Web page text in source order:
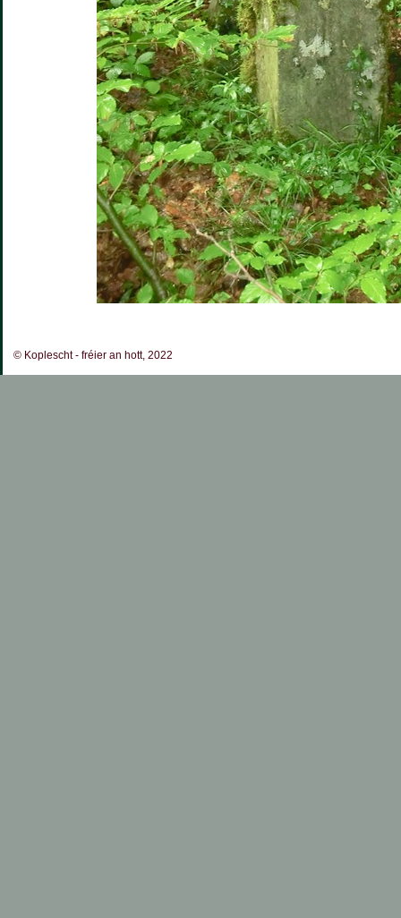
© Koplescht - fréier an hott, 2022